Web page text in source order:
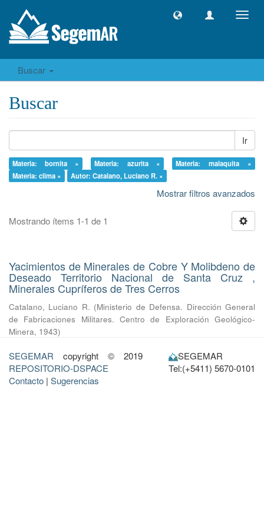
Buscar
Buscar
Ir
Materia: bornita × Materia: azurita ×
Materia: malaquita ×
Materia: clima ×
Autor: Catalano, Luciano R. ×
Mostrar filtros avanzados
Mostrando ítems 1-1 de 1
Yacimientos de Minerales de Cobre Y Molibdeno de
Deseado Territorio Nacional de Santa Cruz ,
Minerales Cupríferos de Tres Cerros
Catalano, Luciano R. (Ministerio de Defensa. Dirección General
de Fabricaciones Militares. Centro de Exploración Geológico-
Minera, 1943)
SEGEMAR copyright © 2019
REPOSITORIO-DSPACE
Contacto | Sugerencias
SEGEMAR
Tel:(+5411) 5670-0101